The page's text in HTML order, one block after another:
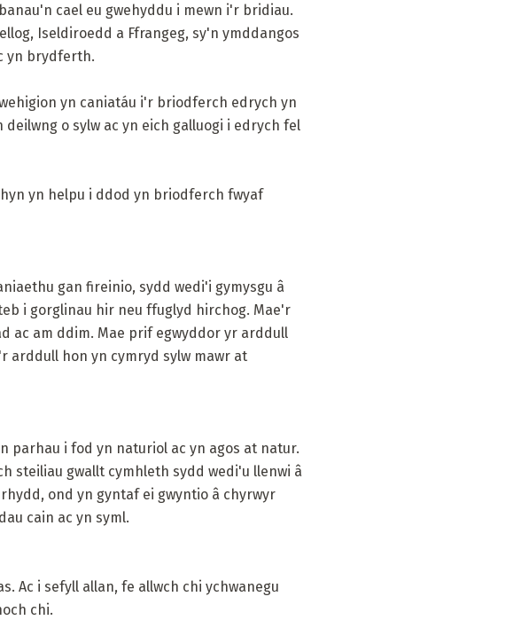
cael eu gwehyddu i mewn i'r bridiau.
Iseldiroedd a Ffrangeg, sy'n ymddangos
yn brydferth.
yn caniatáu i'r briodferch edrych yn
o sylw ac yn eich galluogi i edrych fel
yn helpu i ddod yn briodferch fwyaf
gan fireinio, sydd wedi'i gymysgu â
i gorglinau hir neu ffuglyd hirchog. Mae'r
ac am ddim. Mae prif egwyddor yr arddull
arddull hon yn cymryd sylw mawr at
parhau i fod yn naturiol ac yn agos at natur.
steiliau gwallt cymhleth sydd wedi'u llenwi â
ond yn gyntaf ei gwyntio â chyrwyr
cain ac yn syml.
Ac i sefyll allan, fe allwch chi ychwanegu
chi.